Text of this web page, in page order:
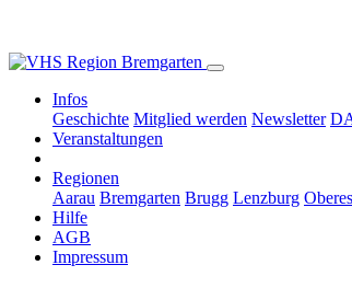
Infos
Geschichte Mitglied werden Newsletter
Veranstaltungen
Regionen
Aarau Bremgarten Brugg Lenzburg
Hilfe
AGB
Impressum